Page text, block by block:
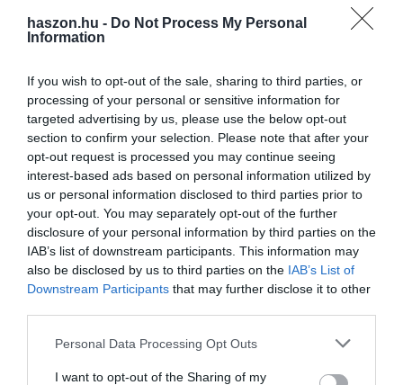
haszon.hu - Do Not Process My Personal
Information
If you wish to opt-out of the sale, sharing to third parties, or
processing of your personal or sensitive information for
targeted advertising by us, please use the below opt-out
section to confirm your selection. Please note that after your
opt-out request is processed you may continue seeing
interest-based ads based on personal information utilized by
us or personal information disclosed to third parties prior to
your opt-out. You may separately opt-out of the further
disclosure of your personal information by third parties on the
IAB’s list of downstream participants. This information may
also be disclosed by us to third parties on the IAB’s List of
Downstream Participants that may further disclose it to other
Please note that this website/app uses one or more Google
not limited to your visit or usage behaviour. You may click to
Personal Data Processing Opt Outs
I want to opt-out of the Sharing of my
ellenállónak bizonyult. Viszont 2021-22-ben, majd 2024-től a
lakóingatlan-áremelkedés látványos növekedésével tavaly
hektár, 2010-ben vásárolt termőföld összességében átlagosan
négyszeresére növelte árát 2025-re.
„A termőföld-piac több tényező miatt jelenleg visszafogott, a
földárak növekedése évek óta lassul. Az érdemi mennyiségű
földvásárlást potenciálisan támogató kedvezményes
hitelprogramok csak korlátozottan érhetők el. A jó földek
fogyóban vannak, emellett a kínálat amiatt is csökken, hogy az
elmúlt években egyre többen a megtartás mellett döntenek. A
növénytermesztés jövedelmezősége több tényező, de elsősorban az
évek óta ismétlődő aszály okozta terméskiesések miatt romlik, a
negatívan érinti a munkaerőhiány”
Szabó István, az OTP agrárgazdasági értékesítési igazgatója.